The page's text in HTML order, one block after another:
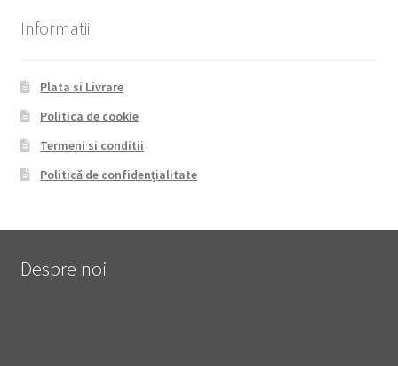
Informatii
Plata si Livrare
Politica de cookie
Termeni si conditii
Politică de confidențialitate
Despre noi